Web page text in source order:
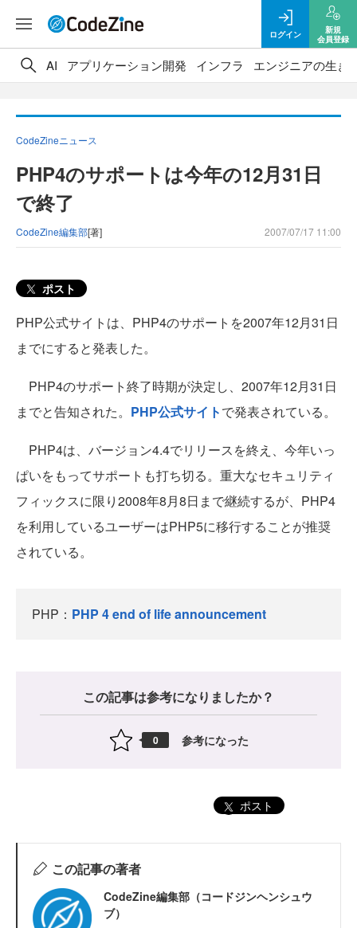
ログイン
新規
会員登録
AI アプリケーション開発 インフラ エンジニアの生き
CodeZineニュース
PHP4のサポートは今年の12月31日
で終了
CodeZine編集部[著] 2007/07/17 11:00
ポスト
PHP公式サイトは、PHP4のサポートを2007年12月31日
までにすると発表した。
PHP4のサポート終了時期が決定し、2007年12月31日
までと告知された。 PHP公式サイトで発表されている。
PHP4は、バージョン4.4でリリースを終え、今年いっ
ぱいをもってサポートも打ち切る。重大なセキュリティ
フィックスに限り2008年8月8日まで継続するが、PHP4
を利用しているユーザーはPHP5に移行することが推奨
されている。
PHP： PHP 4 end of life announcement
この記事は参考になりましたか？
0 参考になった
ポスト
この記事の著者
CodeZine編集部（コードジンヘンシュウ
ブ）